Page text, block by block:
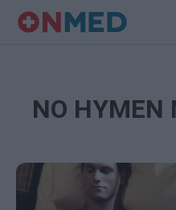
NO HYMEN